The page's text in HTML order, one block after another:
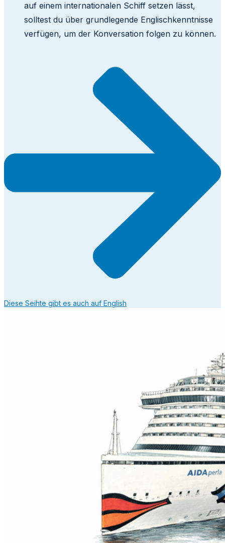
auf einem internationalen Schiff setzen lässt,
solltest du über grundlegende Englischkenntnisse
verfügen, um der Konversation folgen zu können.
Diese Seihte gibt es auch auf English